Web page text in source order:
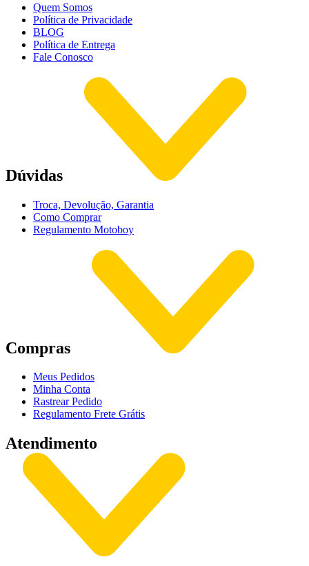
Quem Somos
Política de Privacidade
BLOG
Política de Entrega
Fale Conosco
Dúvidas
Troca, Devolução, Garantia
Como Comprar
Regulamento Motoboy
Compras
Meus Pedidos
Minha Conta
Rastrear Pedido
Regulamento Frete Grátis
Atendimento